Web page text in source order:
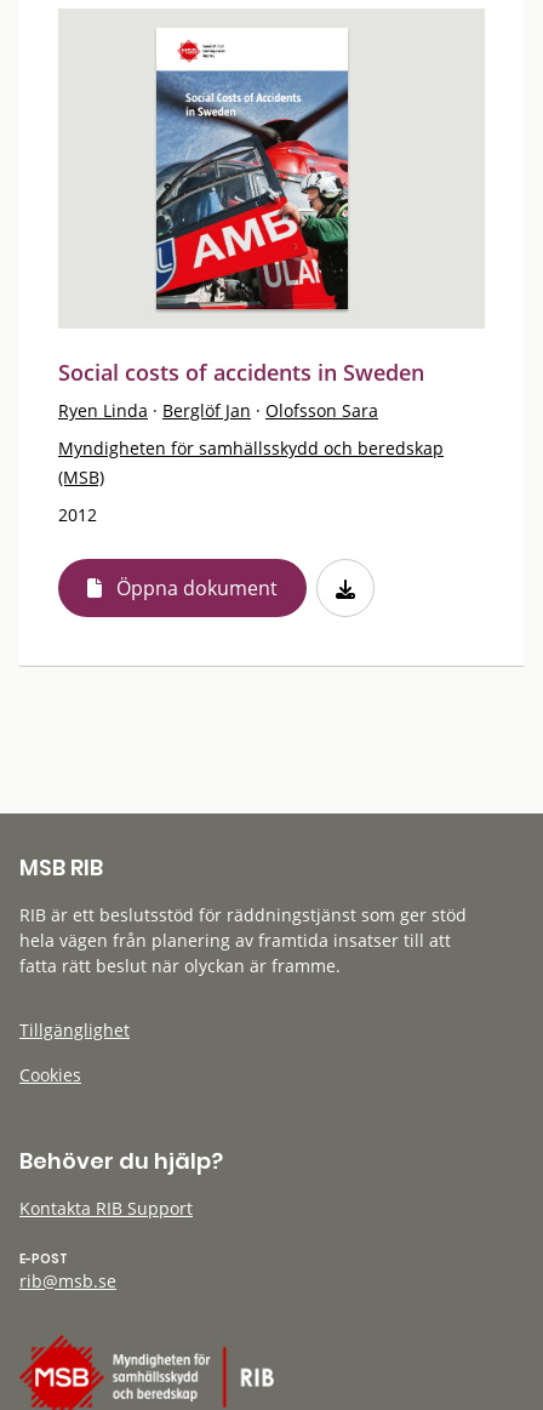
Social costs of accidents in Sweden
Ryen Linda · Berglöf Jan · Olofsson Sara
Myndigheten för samhällsskydd och beredskap
(MSB)
2012
Öppna dokument
MSB RIB
RIB är ett beslutsstöd för räddningstjänst som ger stöd
hela vägen från planering av framtida insatser till att
fatta rätt beslut när olyckan är framme.
Tillgänglighet
Cookies
Behöver du hjälp?
Kontakta RIB Support
E-POST
rib@msb.se